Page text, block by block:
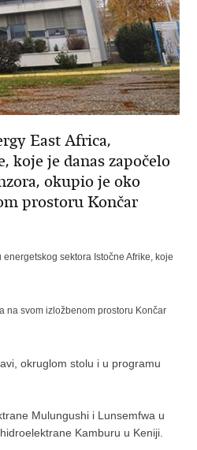
East Africa,
koje je danas započelo
okupio je oko
prostoru Končar
sektora Istočne Afrike, koje
na svom izložbenom prostoru Končar
okruglom stolu i u programu
Mulungushi i Lunsemfwa u
Kamburu u Keniji.